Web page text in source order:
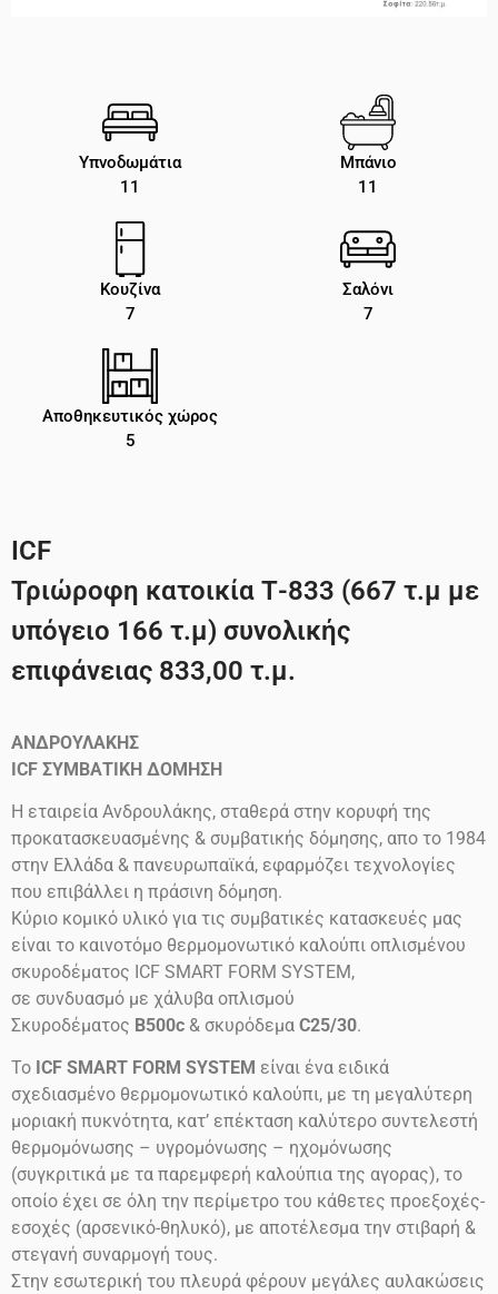
Υπνοδωμάτια
11
Μπάνιο
11
Κουζίνα
7
Σαλόνι
7
Αποθηκευτικός χώρος
5
ICF
Τριώροφη κατοικία Τ-833 (667 τ.μ με
υπόγειο 166 τ.μ) συνολικής
επιφάνειας 833,00 τ.μ.
ΑΝΔΡΟΥΛΑΚΗΣ
ICF ΣΥΜΒΑΤΙΚΗ ΔΟΜΗΣΗ
Η εταιρεία Ανδρουλάκης, σταθερά στην κορυφή της
προκατασκευασμένης & συμβατικής δόμησης, απο το 1984
στην Ελλάδα & πανευρωπαϊκά, εφαρμόζει τεχνολογίες
που επιβάλλει η πράσινη δόμηση.
Κύριο κομικό υλικό για τις συμβατικές κατασκευές μας
είναι το καινοτόμο θερμομονωτικό καλούπι οπλισμένου
σκυροδέματος ICF SMART FORM SYSTEM,
σε συνδυασμό με χάλυβα οπλισμού
Σκυροδέματος B500c & σκυρόδεμα C25/30.
Το ICF SMART FORM SYSTEM είναι ένα ειδικά
σχεδιασμένο θερμομονωτικό καλούπι, με τη μεγαλύτερη
μοριακή πυκνότητα, κατ’ επέκταση καλύτερο συντελεστή
θερμομόνωσης – υγρομόνωσης – ηχομόνωσης
(συγκριτικά με τα παρεμφερή καλούπια της αγορας), το
οποίο έχει σε όλη την περίμετρο του κάθετες προεξοχές-
εσοχές (αρσενικό-θηλυκό), με αποτέλεσμα την στιβαρή &
στεγανή συναρμογή τους.
Στην εσωτερική του πλευρά φέρουν μεγάλες αυλακώσεις